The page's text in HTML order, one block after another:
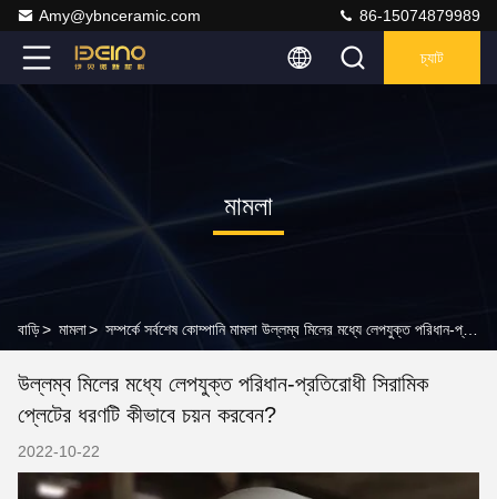
Amy@ybnceramic.com 86-15074879989
চ্যাট
মামলা
বাড়ি> মামলা> সম্পর্কে সর্বশেষ কোম্পানি মামলা উল্লম্ব মিলের মধ্যে লেপযুক্ত পরিধান-প্রতিরোধী সিরামিক প্লেটের ধরণটি কীভাবে চয়ন করবেন?
উল্লম্ব মিলের মধ্যে লেপযুক্ত পরিধান-প্রতিরোধী সিরামিক
প্লেটের ধরণটি কীভাবে চয়ন করবেন?
2022-10-22